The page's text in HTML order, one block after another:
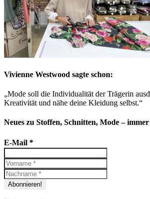
Vivienne Westwood sagte schon:
„Mode soll die Individualität der Trägerin
Kreativität und nähe deine Kleidung selbst.“
Neues zu Stoffen, Schnitten, Mode –
E-Mail *